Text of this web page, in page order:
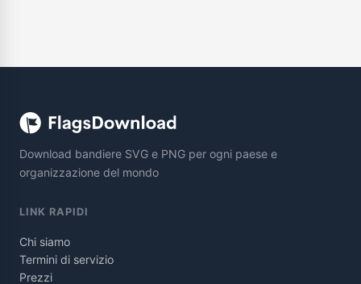
Download bandiere SVG e PNG per ogni paese e
organizzazione del mondo
LINK RAPIDI
Chi siamo
Termini di servizio
Prezzi